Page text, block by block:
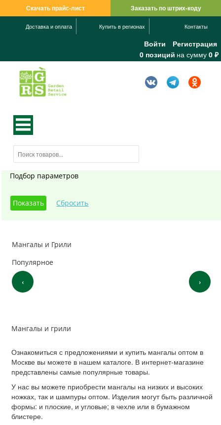
Скачать прайс-лист Заказать по штрих-коду
Доставка и оплата Купить в регионах Контакты
Войти
Регистрация
0 позиций на сумму 0 ₽
Подбор параметров
Мангалы и Грили
Популярное
‹ ›
Мангалы и грили
Ознакомиться с предложениями и купить мангалы оптом в
Москве вы можете в нашем каталоге. В интернет-магазине
представлены самые популярные товары.
У нас вы можете приобрести мангалы на низких и высоких
ножках, так и шампуры оптом. Изделия могут быть различной
формы: и плоские, и угловые; в чехле или в бумажном
блистере.